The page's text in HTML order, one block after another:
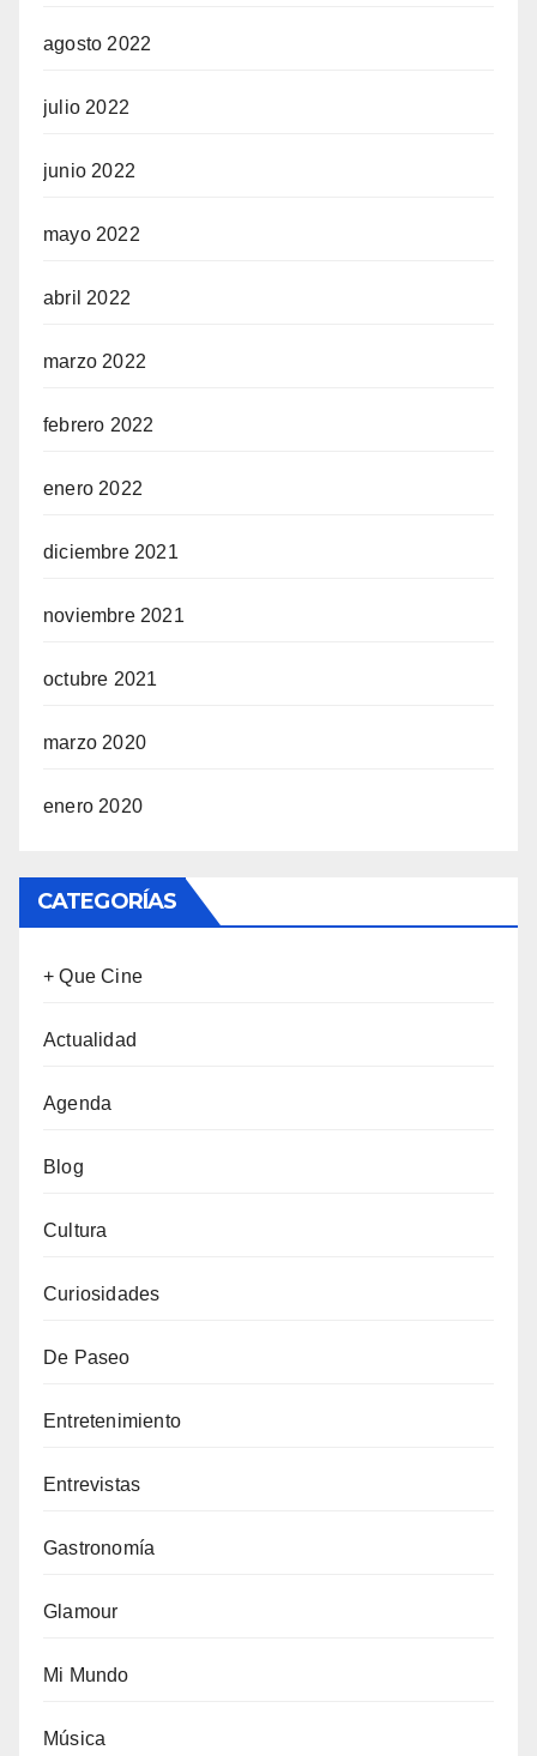
agosto 2022
julio 2022
junio 2022
mayo 2022
abril 2022
marzo 2022
febrero 2022
enero 2022
diciembre 2021
noviembre 2021
octubre 2021
marzo 2020
enero 2020
CATEGORÍAS
+ Que Cine
Actualidad
Agenda
Blog
Cultura
Curiosidades
De Paseo
Entretenimiento
Entrevistas
Gastronomía
Glamour
Mi Mundo
Música